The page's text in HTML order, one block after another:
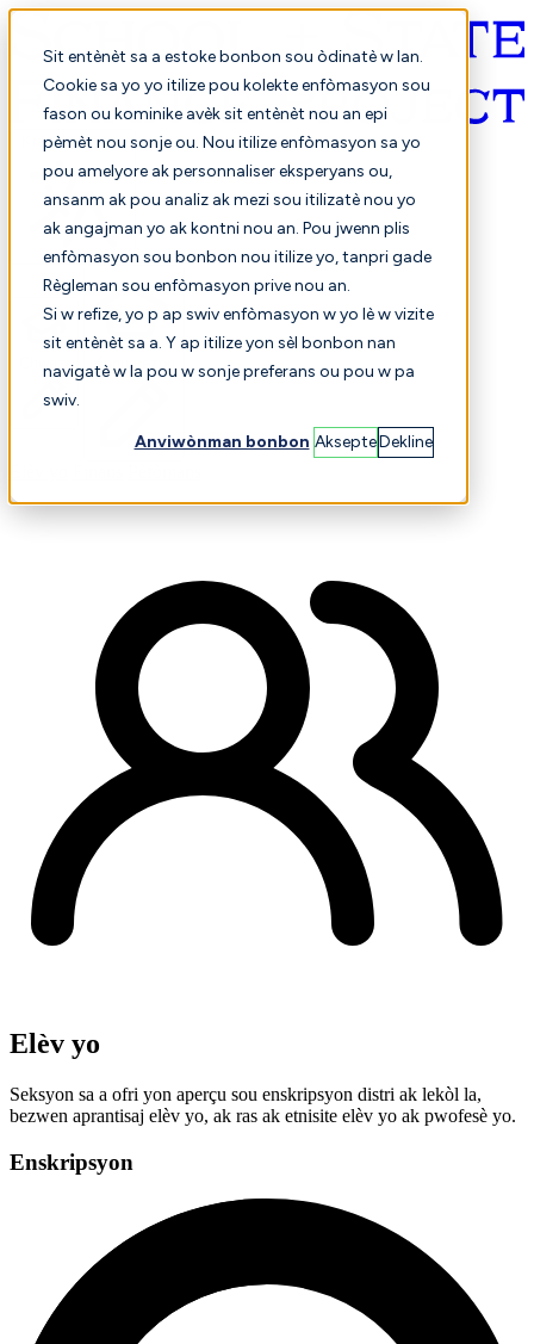
Sit entènèt sa a estoke bonbon sou òdinatè w lan.
Cookie sa yo yo itilize pou kolekte enfòmasyon sou
fason ou kominike avèk sit entènèt nou an epi
pèmèt nou sonje ou. Nou itilize enfòmasyon sa yo
pou amelyore ak personnaliser eksperyans ou,
ansanm ak pou analiz ak mezi sou itilizatè nou yo
ak angajman yo ak kontni nou an. Pou jwenn plis
enfòmasyon sou bonbon nou itilize yo, tanpri gade
Règleman sou enfòmasyon prive nou an.
Si w refize, yo p ap swiv enfòmasyon w yo lè w vizite
sit entènèt sa a. Y ap itilize yon sèl bonbon nan
navigatè w la pou w sonje preferans ou pou w pa
swiv.
Anviwònman bonbon AksepteDekline
Kreyòl ayisyen
Konparezon
Elèv yo
Seksyon sa a ofri yon aperçu sou enskripsyon distri ak lekòl la,
bezwen aprantisaj elèv yo, ak ras ak etnisite elèv yo ak pwofesè yo.
Enskripsyon